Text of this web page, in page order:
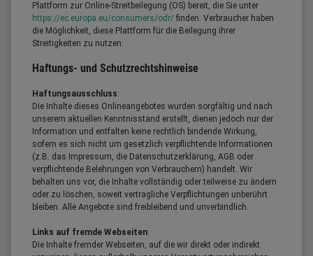
Plattform zur Online-Streitbeilegung (OS) bereit, die Sie unter
https://ec.europa.eu/consumers/odr/ finden. Verbraucher haben
die Möglichkeit, diese Plattform für die Beilegung ihrer
Streitigkeiten zu nutzen.
Haftungs- und Schutzrechtshinweise
Haftungsausschluss:
Die Inhalte dieses Onlineangebotes wurden sorgfältig und nach
unserem aktuellen Kenntnisstand erstellt, dienen jedoch nur der
Information und entfalten keine rechtlich bindende Wirkung,
sofern es sich nicht um gesetzlich verpflichtende Informationen
(z.B. das Impressum, die Datenschutzerklärung, AGB oder
verpflichtende Belehrungen von Verbrauchern) handelt. Wir
behalten uns vor, die Inhalte vollständig oder teilweise zu ändern
oder zu löschen, soweit vertragliche Verpflichtungen unberührt
bleiben. Alle Angebote sind freibleibend und unverbindlich.
Links auf fremde Webseiten:
Die Inhalte fremder Webseiten, auf die wir direkt oder indirekt